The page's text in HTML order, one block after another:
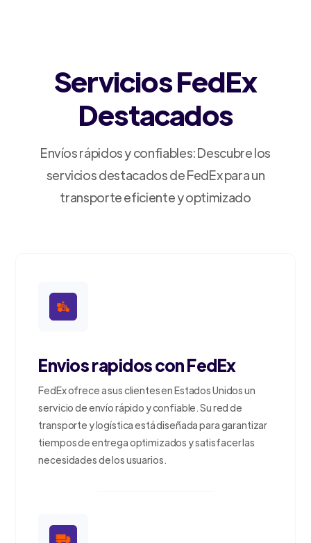
Servicios FedEx
Destacados
Envíos rápidos y confiables: Descubre los
servicios destacados de FedEx para un
transporte eficiente y optimizado
Envios rapidos con FedEx
FedEx ofrece a sus clientes en Estados Unidos un
servicio de envío rápido y confiable. Su red de
transporte y logística está diseñada para garantizar
tiempos de entrega optimizados y satisfacer las
necesidades de los usuarios.